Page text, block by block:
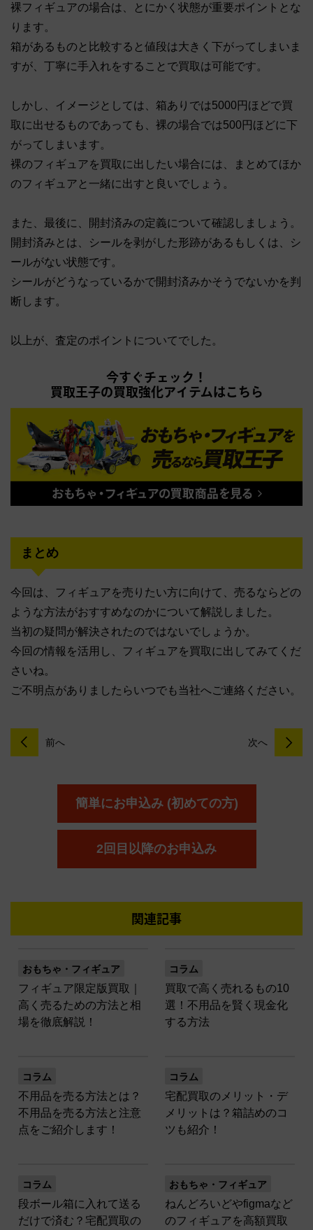
裸フィギュアの場合は、とにかく状態が重要ポイントとな
ります。
箱があるものと比較すると値段は大きく下がってしまいま
すが、丁寧に手入れをすることで買取は可能です。
しかし、イメージとしては、箱ありでは5000円ほどで買
取に出せるものであっても、裸の場合では500円ほどに下
がってしまいます。
裸のフィギュアを買取に出したい場合には、まとめてほか
のフィギュアと一緒に出すと良いでしょう。
また、最後に、開封済みの定義について確認しましょう。
開封済みとは、シールを剥がした形跡があるもしくは、シ
ールがない状態です。
シールがどうなっているかで開封済みかそうでないかを判
断します。
以上が、査定のポイントについてでした。
今すぐチェック！
買取王子の買取強化アイテムはこちら
まとめ
今回は、フィギュアを売りたい方に向けて、売るならどの
ような方法がおすすめなのかについて解説しました。
当初の疑問が解決されたのではないでしょうか。
今回の情報を活用し、フィギュアを買取に出してみてくだ
さいね。
ご不明点がありましたらいつでも当社へご連絡ください。
前へ 次へ
簡単にお申込み (初めての方)
2回目以降のお申込み
関連記事
おもちゃ・フィギュア
フィギュア限定版買取｜
高く売るための方法と相
場を徹底解説！
コラム
買取で高く売れるもの10
選！不用品を賢く現金化
する方法
コラム
不用品を売る方法とは？
不用品を売る方法と注意
点をご紹介します！
コラム
宅配買取のメリット・デ
メリットは？箱詰めのコ
ツも紹介！
コラム
段ボール箱に入れて送る
だけで済む？宅配買取の
おもちゃ・フィギュア
ねんどろいどやfigmaなど
のフィギュアを高額買取